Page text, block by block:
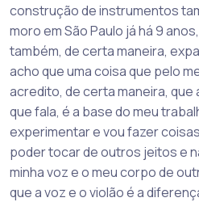
construção de instrumentos
moro em São Paulo já há 9
também, de certa maneira,
acho que uma coisa que pelo
acredito, de certa maneira, que
que fala, é a base do meu
experimentar e vou fazer
poder tocar de outros jeitos e
minha voz e o meu corpo de
que a voz e o violão é a